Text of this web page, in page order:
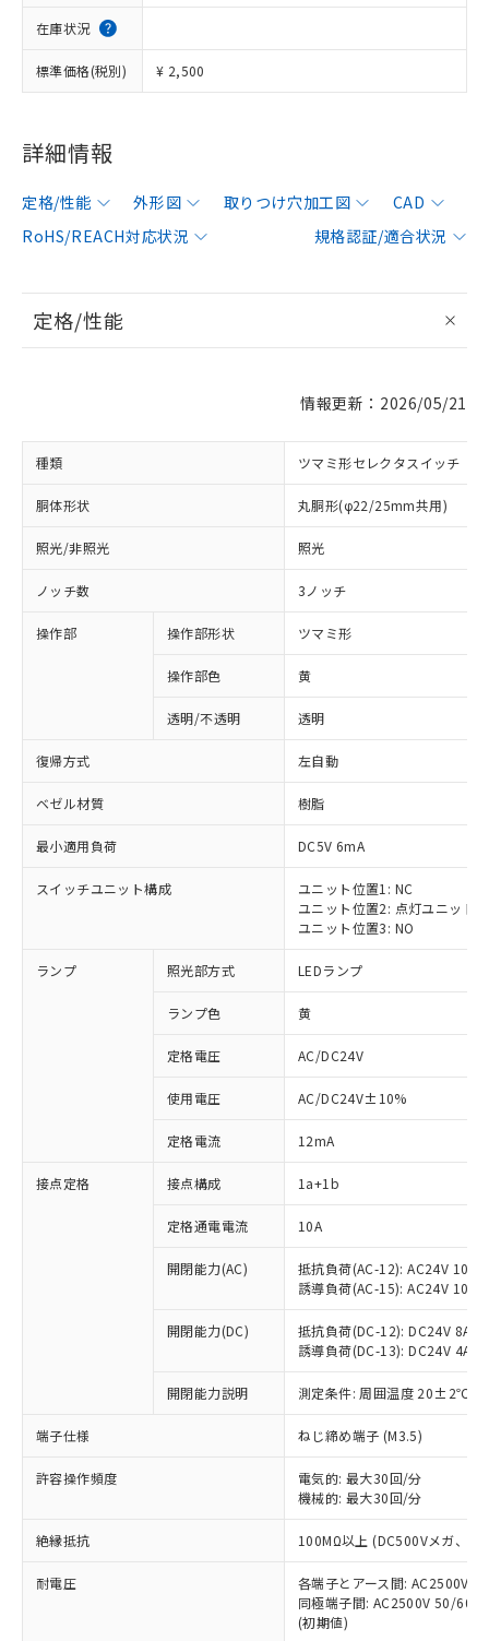
在庫状況
標準価格(税別) ¥ 2,500
詳細情報
定格/性能 外形図 取りつけ穴加工図
CAD
RoHS/REACH対応状況
規格認証/適合状況
定格/性能
情報更新：2026/05/21
種類 ツマミ形セレクタスイッチ
胴体形状 丸胴形(φ22/25mm共用)
照光/非照光 照光
ノッチ数 3ノッチ
操作部 操作部形状 ツマミ形
操作部色 黄
透明/不透明 透明
復帰方式 左自動
ベゼル材質 樹脂
最小適用負荷 DC5V 6mA
スイッチユニット構成
ユニット位置1: NC
ユニット位置2: 点灯ユニット
ユニット位置3: NO
ランプ 照光部方式 LEDランプ
ランプ色 黄
定格電圧 AC/DC24V
使用電圧 AC/DC24V±10%
定格電流 12mA
接点定格 接点構成 1a+1b
定格通電電流 10A
開閉能力(AC)
抵抗負荷(AC-12): AC24V 10A/
誘導負荷(AC-15): AC24V
開閉能力(DC)
抵抗負荷(DC-12): DC24V 8A/
誘導負荷(DC-13): DC24V 4A/
開閉能力説明 測定条件: 周囲温度 20±2℃、
端子仕様 ねじ締め端子 (M3.5)
許容操作頻度
電気的: 最大30回/分
機械的: 最大30回/分
絶縁抵抗 100MΩ以上 (DC500Vメガ、点
耐電圧
各端子とアース間: AC2500V
同極端子間: AC2500V 50/
(初期値)
ご利用条件
ご利用ください。
本サービスは、当社制御機器事業取扱
商品の当社在庫状況および標準価格
(税抜)を提供させていただくもので
当社制御機器事業取扱商品の中には、
本サービスの対象外となる商品もある
ことをご了承ください。
在庫状況および標準価格照会結果は、
対応済み：EU RoHS指令（10物質）の
非含有に対応した製品が提供可能な商品で
対応予定：EU RoHS指令（10物質）の非含
有に対応した製品に切り替える予定のある
対応予定なし：EU RoHS指令（10物質）の
非含有に非対応の商品で、対応品を出す予
定はありません。
調査・確認中：EU RoHS指令（10物質）の
非含有の対応状況を調査中または確認中の
害物質有無と関係のない商品です。
仕入先様の事情により、非含有部品として
いたものが、含有品と判明した場合などや
むを得ず変更することがあります。
※1 中国RoHS○×表
「○」：最大均質材料含有率が中国RoHSの
基準値以下であることを示します。
「×」：最大均質材料含有率が中国RoHSの
基準値を超えていることを示します。
「－」：未確認です。当社販売部門へお問
当社は、これら貴社製品のうち、外国
為替および外国貿易法に定める商品